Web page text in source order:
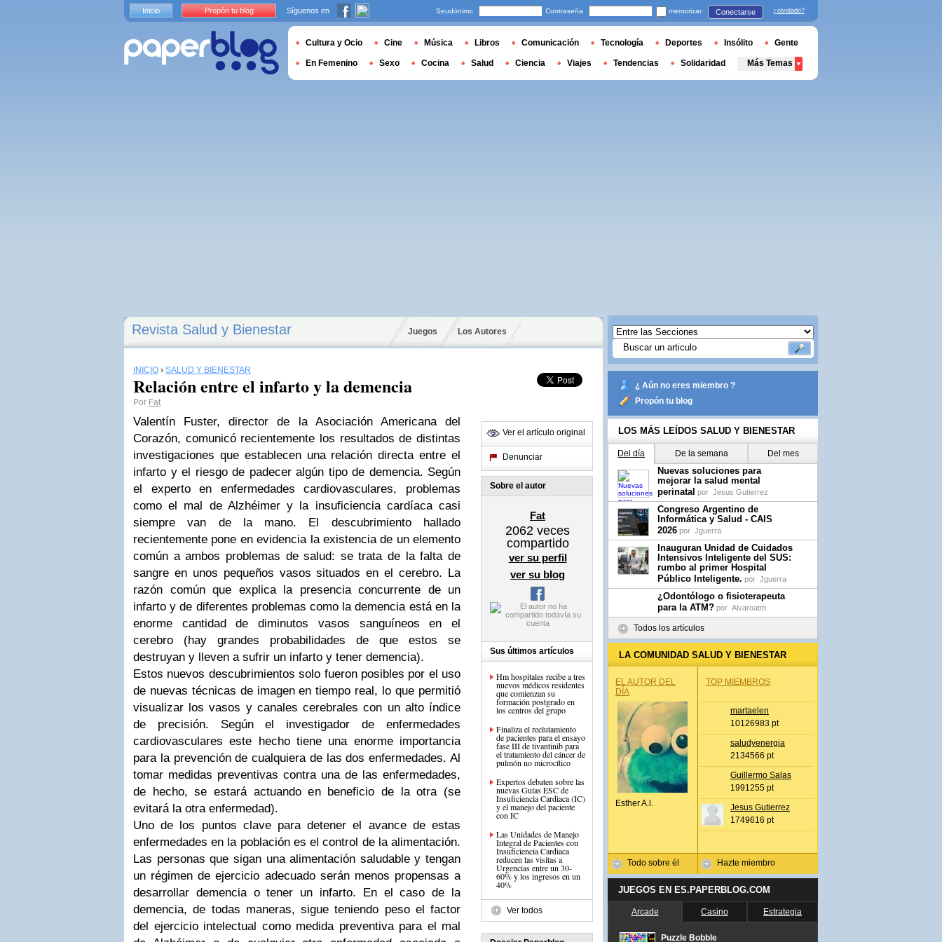
Revista Salud y Bienestar Juegos Los Autores
INICIO › SALUD Y BIENESTAR
Relación entre el infarto y la demencia
Por Fat
Valentín Fuster, director de la Asociación Americana del
Corazón, comunicó recientemente los resultados de distintas
investigaciones que establecen una relación directa entre el
infarto y el riesgo de padecer algún tipo de demencia. Según
el experto en enfermedades cardiovasculares, problemas
como el mal de Alzhéimer y la insuficiencia cardíaca casi
siempre van de la mano. El descubrimiento hallado
recientemente pone en evidencia la existencia de un elemento
común a ambos problemas de salud: se trata de la falta de
sangre en unos pequeños vasos situados en el cerebro. La
razón común que explica la presencia concurrente de un
infarto y de diferentes problemas como la demencia está en la
enorme cantidad de diminutos vasos sanguíneos en el
cerebro (hay grandes probabilidades de que estos se
destruyan y lleven a sufrir un infarto y tener demencia).
Estos nuevos descubrimientos solo fueron posibles por el uso
de nuevas técnicas de imagen en tiempo real, lo que permitió
visualizar los vasos y canales cerebrales con un alto índice
de precisión. Según el investigador de enfermedades
cardiovasculares este hecho tiene una enorme importancia
para la prevención de cualquiera de las dos enfermedades. Al
tomar medidas preventivas contra una de las enfermedades,
de hecho, se estará actuando en beneficio de la otra (se
evitará la otra enfermedad).
Uno de los puntos clave para detener el avance de estas
enfermedades en la población es el control de la alimentación.
Las personas que sigan una alimentación saludable y tengan
un régimen de ejercicio adecuado serán menos propensas a
desarrollar demencia o tener un infarto. En el caso de la
demencia, de todas maneras, sigue teniendo peso el factor
del ejercicio intelectual como medida preventiva para el mal
Ver el artículo original
Denunciar
Sobre el autor
Fat
2062 veces
compartido
ver su perfil
ver su blog
Sus últimos artículos
Hm hospitales recibe a tres
nuevos médicos residentes
que comienzan su
formación postgrado en
los centros del grupo
Finaliza el reclutamiento
de pacientes para el ensayo
fase III de tivantinib para
el tratamiento del cáncer de
Expertos debaten sobre las
nuevas Guías ESC de
Insuficiencia Cardiaca (IC)
y el manejo del paciente
con IC
Las Unidades de Manejo
Integral de Pacientes con
Insuficiencia Cardiaca
reducen las visitas a
Urgencias entre un 30-
60% y los ingresos en un
40%
Ver todos
¿ Aún no eres miembro ?
Propón tu blog
LOS MÁS LEÍDOS SALUD Y BIENESTAR
Del día De la semana Del mes
Nuevas soluciones para
mejorar la salud mental
perinatal por Jesus Gutierrez
Congreso Argentino de
Informática y Salud - CAIS
2026 por Jguerra
Inauguran Unidad de Cuidados
Intensivos Inteligente del SUS:
rumbo al primer Hospital
Público Inteligente. por Jguerra
¿Odontólogo o fisioterapeuta
para la ATM? por Alvaroatm
Todos los artículos
LA COMUNIDAD SALUD Y BIENESTAR
EL AUTOR DEL
DÍA
Esther A.l.
Todo sobre él
TOP MIEMBROS
martaelen
10126983 pt
saludyenergia
2134566 pt
Guillermo Salas
1991255 pt
Jesus Gutierrez
1749616 pt
Hazte miembro
JUEGOS EN ES.PAPERBLOG.COM
Arcade Casino Estrategia
Puzzle Bobble
Inicio Propón tu blog Síguenos en Seudónimo Contraseña memorizar Conectarse ¿olvidado?
Cultura y Ocio Cine Música Libros Comunicación Tecnología Deportes Insólito Gente
En Femenino Sexo Cocina Salud Ciencia Viajes Tendencias Solidaridad Más Temas